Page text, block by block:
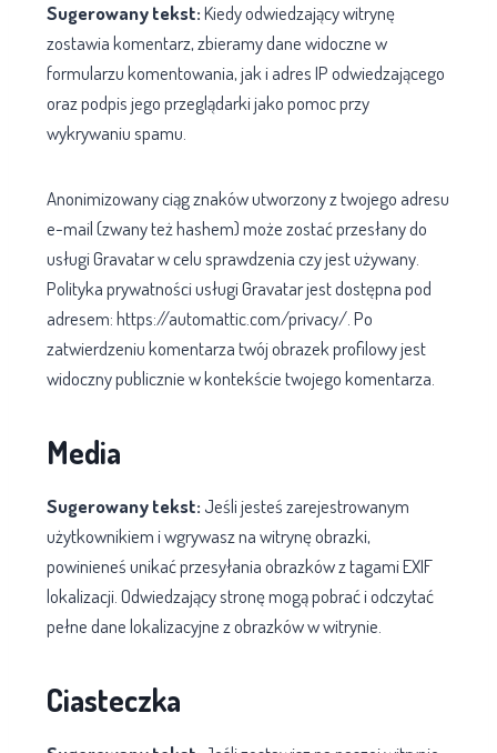
Sugerowany tekst:Kiedy odwiedzający witrynę
zostawia komentarz, zbieramy dane widoczne w
formularzu komentowania, jak i adres IP odwiedzającego
oraz podpis jego przeglądarki jako pomoc przy
wykrywaniu spamu.
Anonimizowany ciąg znaków utworzony z twojego adresu
e-mail (zwany też hashem) może zostać przesłany do
usługi Gravatar w celu sprawdzenia czy jest używany.
Polityka prywatności usługi Gravatar jest dostępna pod
adresem: https://automattic.com/privacy/. Po
zatwierdzeniu komentarza twój obrazek profilowy jest
widoczny publicznie w kontekście twojego komentarza.
Media
Sugerowany tekst: Jeśli jesteś zarejestrowanym
użytkownikiem i wgrywasz na witrynę obrazki,
powinieneś unikać przesyłania obrazków z tagami EXIF
lokalizacji. Odwiedzający stronę mogą pobrać i odczytać
pełne dane lokalizacyjne z obrazków w witrynie.
Ciasteczka